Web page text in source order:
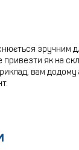
зручним
як на
вам додому